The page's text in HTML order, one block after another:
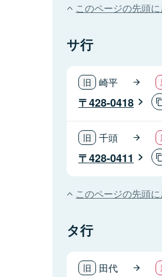
このページの先頭
サ行
崎平
428-0418
千頭
428-0411
このページの先頭
タ行
田代